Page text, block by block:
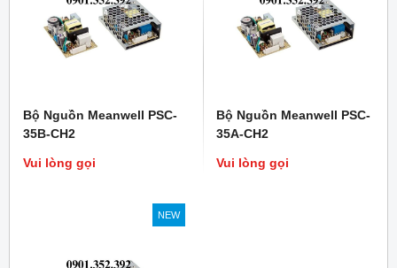
Bộ Nguồn Meanwell PSC-
35B-CH2
Vui lòng gọi
Bộ Nguồn Meanwell PSC-
35A-CH2
Vui lòng gọi
NEW